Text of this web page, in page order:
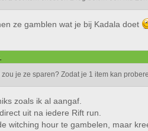
ze gamblen wat je bij Kadala doet
zou je ze sparen? Zodat je 1 item kan
zoals ik al aangaf.
uit na iedere Rift run.
witching hour te gambelen, maar